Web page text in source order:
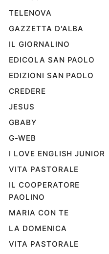
Cultura
spettacoli
Sanremo
2026
e
Musica
Arte
ed
Genitori
figli
Nonni
TELENOVA
GAZZETTA D'ALBA
IL GIORNALINO
EDICOLA SAN PAOLO
EDIZIONI SAN PAOLO
CREDERE
JESUS
GBABY
G-WEB
I LOVE ENGLISH JUNIOR
VITA PASTORALE
IL COOPERATORE
PAOLINO
MARIA CON TE
LA DOMENICA
VITA PASTORALE